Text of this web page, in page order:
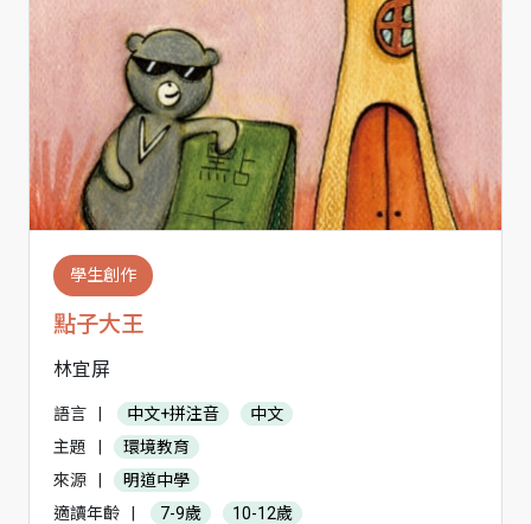
學生創作
點子大王
林宜屏
語言 中文+拼注音
中文
主題
環境教育
來源
明道中學
適讀年齡
7-9歲
10-12歲